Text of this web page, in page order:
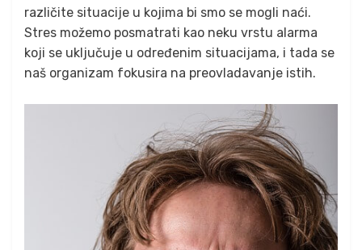
različite situacije u kojima bi smo se mogli naći.
Stres možemo posmatrati kao neku vrstu alarma
koji se uključuje u određenim situacijama, i tada se
naš organizam fokusira na preovladavanje istih.